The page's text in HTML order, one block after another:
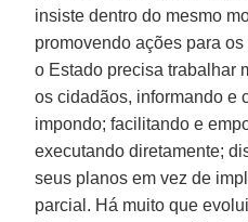
insiste dentro do mesmo
promovendo ações para
o Estado precisa trabalhar
os cidadãos, informando e
impondo; facilitando e
executando diretamente;
seus planos em vez de
parcial. Há muito que